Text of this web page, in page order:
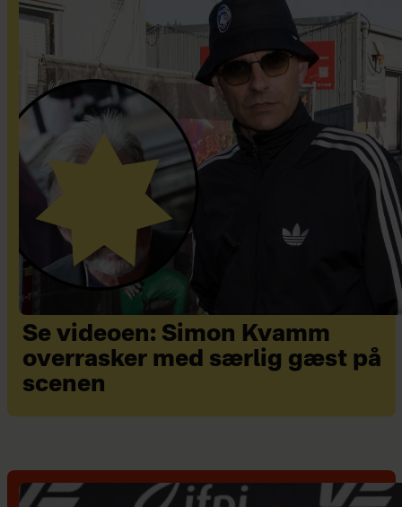
Se videoen: Simon Kvamm
overrasker med særlig gæst på
scenen